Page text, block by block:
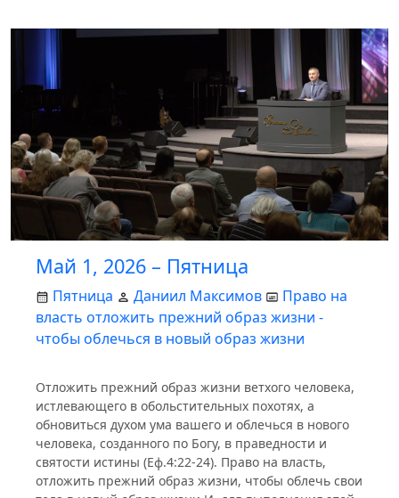
Май 1, 2026 – Пятница
Пятница Даниил Максимов
Право на
власть отложить прежний образ жизни -
чтобы облечься в новый образ жизни
Отложить прежний образ жизни ветхого человека,
истлевающего в обольстительных похотях, а
обновиться духом ума вашего и облечься в нового
человека, созданного по Богу, в праведности и
святости истины (Еф.4:22-24). Право на власть,
отложить прежний образ жизни, чтобы облечь свои